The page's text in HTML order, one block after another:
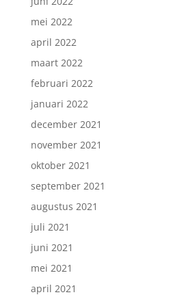
mei 2022
april 2022
maart 2022
februari 2022
januari 2022
december 2021
november 2021
oktober 2021
september 2021
augustus 2021
juli 2021
juni 2021
mei 2021
april 2021